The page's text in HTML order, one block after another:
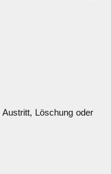
Löschung oder